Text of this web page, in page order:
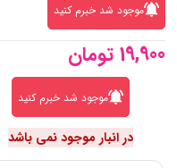
موجود شد خبرم کنید
19,900 تومان
موجود شد خبرم کنید
در انبار موجود نمی باشد